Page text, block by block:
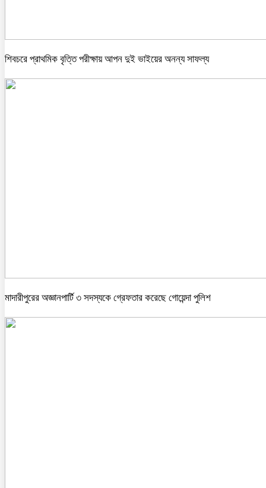
শিবচরে প্রাথমিক বৃত্তি পরীক্ষায় আপন দুই ভাইয়ের অনন্য সাফল্য
মাদারীপুরের অজ্ঞানপার্টি ৩ সদস্যকে গ্রেফতার করেছে গোয়েন্দা পুলিশ